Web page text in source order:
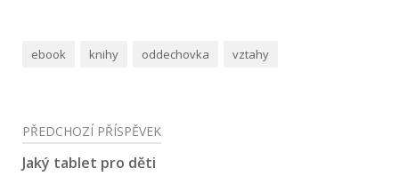
ebook knihy oddechovka vztahy
Navigace
pro
PŘEDCHOZÍ PŘÍSPĚVEK
Jaký tablet pro děti